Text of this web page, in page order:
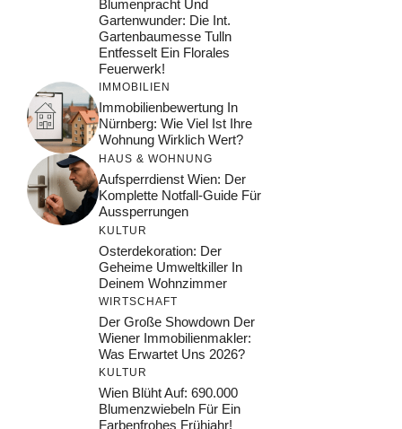
Blumenpracht Und
Gartenwunder: Die Int.
Gartenbaumesse Tulln
Entfesselt Ein Florales
Feuerwerk!
IMMOBILIEN
Immobilienbewertung In
Nürnberg: Wie Viel Ist Ihre
Wohnung Wirklich Wert?
HAUS & WOHNUNG
Aufsperrdienst Wien: Der
Komplette Notfall-Guide Für
Aussperrungen
KULTUR
Osterdekoration: Der
Geheime Umweltkiller In
Deinem Wohnzimmer
WIRTSCHAFT
Der Große Showdown Der
Wiener Immobilienmakler:
Was Erwartet Uns 2026?
KULTUR
Wien Blüht Auf: 690.000
Blumenzwiebeln Für Ein
Farbenfrohes Frühjahr!